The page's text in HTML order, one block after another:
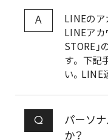
A
LINEのア
LINEアカ
STORE
す。 下記
い。LINE
Q
パーソ
か？